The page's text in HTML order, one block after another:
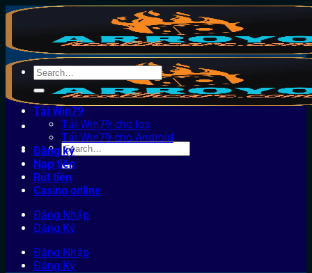
Bỏ
dung
Tải Win79
Tải Win79 cho Ios
Tải Win79 cho Android
Đăng ký
Nạp tiền
Rút tiền
Casino online
Đăng Nhập
Đăng Ký
Đăng Nhập
Đăng Ký